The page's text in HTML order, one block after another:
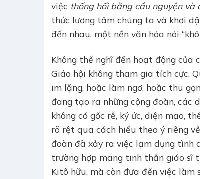
việc thống hối bằng cầu nguyện và
thức lương tâm chúng ta và khơi
đến nhau, một nền văn hóa nói
Không thể nghĩ đến hoạt động
Giáo hội không tham gia tích cực.
im lặng, hoặc làm ngơ, hoặc thu
đang tạo ra những cộng đoàn, các
không có gốc rễ, ký ức, diện mạo,
rõ rệt qua cách hiểu theo ý riêng
đoàn đã xảy ra việc lạm dụng tình
trường hợp mang tinh thần giáo sĩ
Kitô hữu, mà còn đưa đến việc